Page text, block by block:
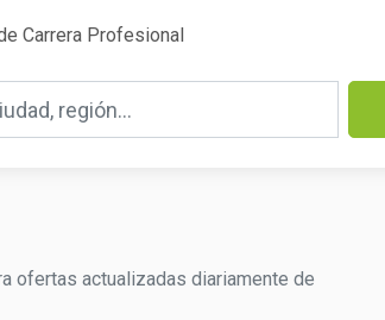
Carrera Profesional
ofertas actualizadas diariamente de